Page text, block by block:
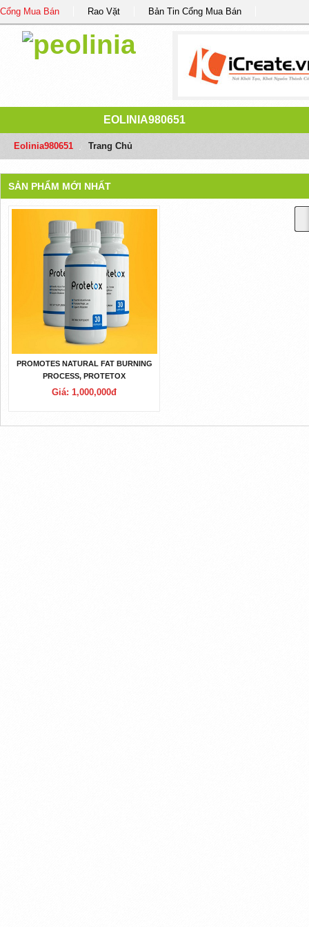
Cổng Mua Bán Rao Vặt Bản Tin Cổng Mua Bán
EOLINIA980651
Eolinia980651 Trang Chủ
SẢN PHẨM MỚI NHẤT
PROMOTES NATURAL FAT BURNING
PROCESS, PROTETOX
Giá: 1,000,000đ